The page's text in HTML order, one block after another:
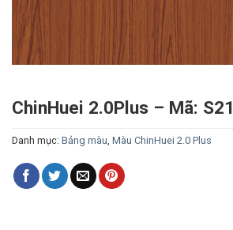
ChinHuei 2.0Plus – Mã: S21
Danh mục: Bảng màu, Màu ChinHuei 2.0 Plus